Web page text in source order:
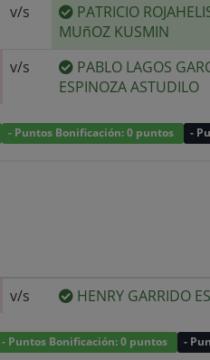
v/s PATRICIO
MUñOZ KUSMIN
v/s PABLO LAGOS
ESPINOZA ASTUDILO
- Puntos Bonificación: 0 puntos -
v/s HENRY GARRIDO
- Puntos Bonificación: 0 puntos -